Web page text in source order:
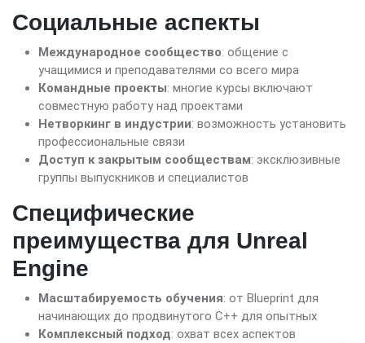
Социальные аспекты
Международное сообщество: общение с
учащимися и преподавателями со всего мира
Командные проекты: многие курсы включают
совместную работу над проектами
Нетворкинг в индустрии: возможность установить
профессиональные связи
Доступ к закрытым сообществам: эксклюзивные
группы выпускников и специалистов
Специфические
преимущества для Unreal
Engine
Масштабируемость обучения: от Blueprint для
начинающих до продвинутого C++ для опытных
Комплексный подход: охват всех аспектов